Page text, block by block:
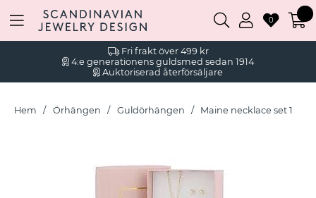
Fri frakt över 499 kr
4:e generationens guldsmed sedan 1914
Auktoriserad återförsäljare
0
Hem Örhängen Guldörhängen Maine necklace set 1